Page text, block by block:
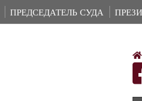
ПРЕДСЕДАТЕЛЬ СУДА